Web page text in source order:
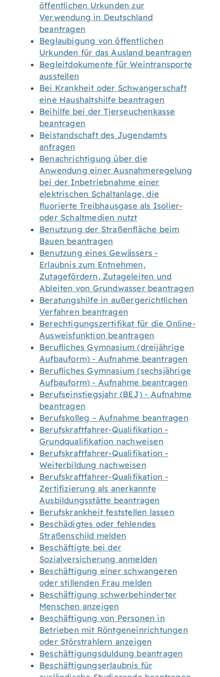
öffentlichen Urkunden zur
Verwendung in Deutschland
beantragen
Beglaubigung von öffentlichen
Urkunden für das Ausland beantragen
Begleitdokumente für Weintransporte
ausstellen
Bei Krankheit oder Schwangerschaft
eine Haushaltshilfe beantragen
Beihilfe bei der Tierseuchenkasse
beantragen
Beistandschaft des Jugendamts
anfragen
Benachrichtigung über die
Anwendung einer Ausnahmeregelung
bei der Inbetriebnahme einer
elektrischen Schaltanlage, die
fluorierte Treibhausgase als Isolier-
oder Schaltmedien nutzt
Benutzung der Straßenfläche beim
Bauen beantragen
Benutzung eines Gewässers -
Erlaubnis zum Entnehmen,
Zutagefördern, Zutageleiten und
Ableiten von Grundwasser beantragen
Beratungshilfe in außergerichtlichen
Verfahren beantragen
Berechtigungszertifikat für die Online-
Ausweisfunktion beantragen
Berufliches Gymnasium (dreijährige
Aufbauform) - Aufnahme beantragen
Berufliches Gymnasium (sechsjährige
Aufbauform) - Aufnahme beantragen
Berufseinstiegsjahr (BEJ) - Aufnahme
beantragen
Berufskolleg – Aufnahme beantragen
Berufskraftfahrer-Qualifikation -
Grundqualifikation nachweisen
Berufskraftfahrer-Qualifikation -
Weiterbildung nachweisen
Berufskraftfahrer-Qualifikation -
Zertifizierung als anerkannte
Ausbildungsstätte beantragen
Berufskrankheit feststellen lassen
Beschädigtes oder fehlendes
Straßenschild melden
Beschäftigte bei der
Sozialversicherung anmelden
Beschäftigung einer schwangeren
oder stillenden Frau melden
Beschäftigung schwerbehinderter
Menschen anzeigen
Beschäftigung von Personen in
Betrieben mit Röntgeneinrichtungen
oder Störstrahlern anzeigen
Beschäftigungsduldung beantragen
Beschäftigungserlaubnis für